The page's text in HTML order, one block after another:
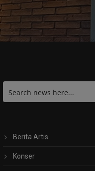
Berita Artis
Konser